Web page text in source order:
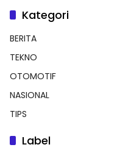
Kategori
BERITA
TEKNO
OTOMOTIF
NASIONAL
TIPS
Label